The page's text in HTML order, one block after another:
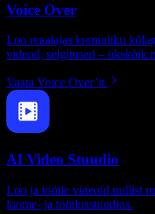
Voice Over
Loo reaalajas loomuliku
videod, selgitused – ükskõik
Vaata Voice Over’it
AI Video Stuudio
Loo ja töötle videoid nullist
loome- ja töötlusstuudios.